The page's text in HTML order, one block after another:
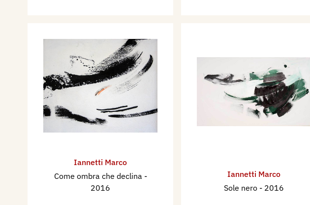
Iannetti Marco
Come ombra che declina -
2016
Iannetti Marco
Sole nero - 2016